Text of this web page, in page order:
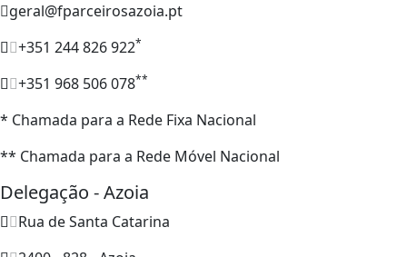
geral@fparceirosazoia.pt
+351 244 826 922*
+351 968 506 078**
* Chamada para a Rede Fixa Nacional
** Chamada para a Rede Móvel Nacional
Delegação - Azoia
Rua de Santa Catarina